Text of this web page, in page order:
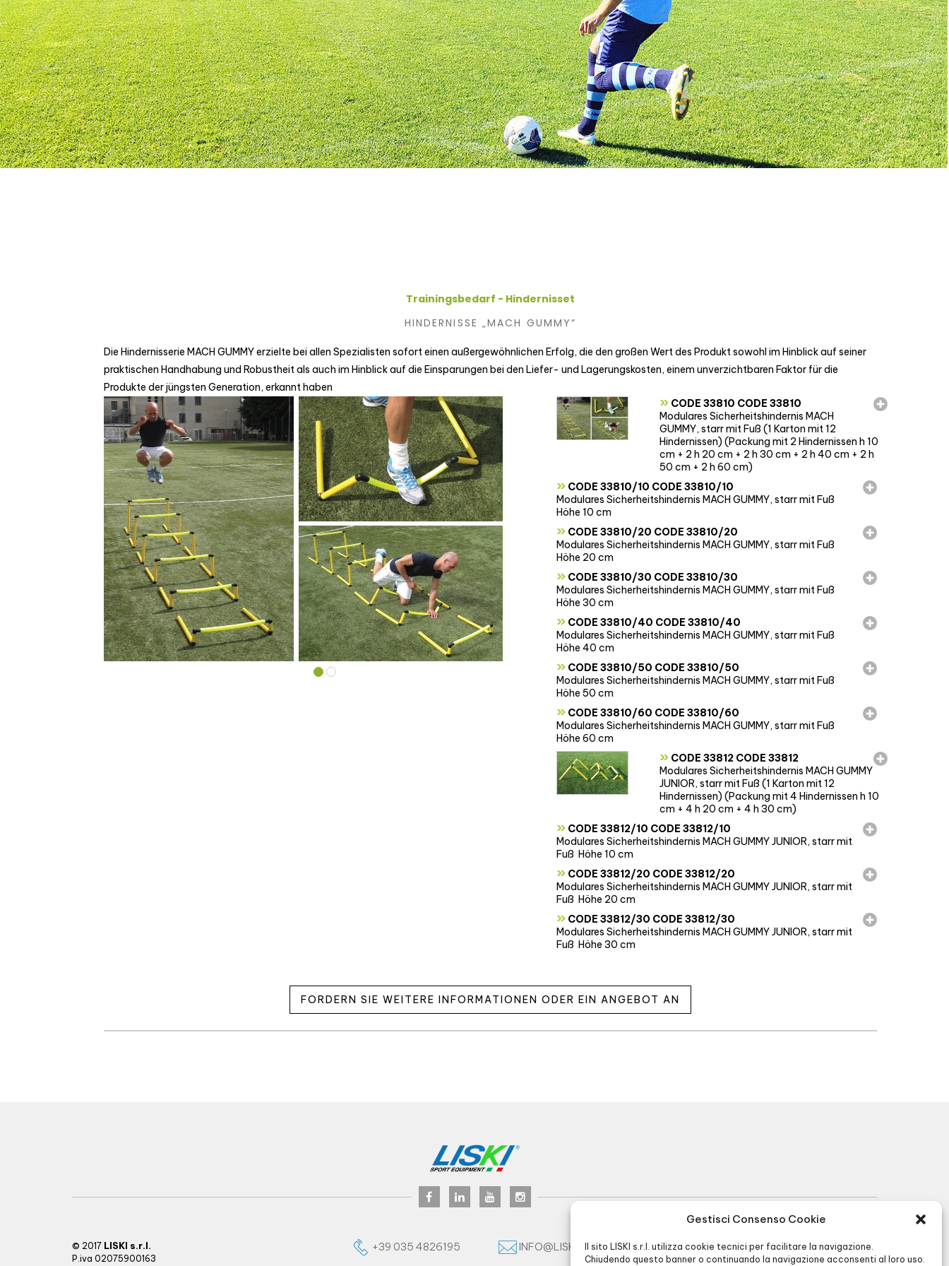
Gestisci Consenso Cookie
Il sito LISKI s.r.l. utilizza cookie tecnici per facilitare la navigazione.
Chiudendo questo banner o continuando la navigazione acconsenti al loro uso.
Trainingsbedarf - Hindernisset
HINDERNISSE „MACH GUMMY“
Die Hindernisserie MACH GUMMY erzielte bei allen Spezialisten sofort einen außergewöhnlichen Erfolg, die den großen Wert des Produkt sowohl im Hinblick auf seiner
praktischen Handhabung und Robustheit als auch im Hinblick auf die Einsparungen bei den Liefer- und Lagerungskosten, einem unverzichtbaren Faktor für die
Produkte der jüngsten Generation, erkannt haben
» CODE 33810 CODE 33810
Modulares Sicherheitshindernis MACH
GUMMY, starr mit Fuß (1 Karton mit 12
Hindernissen) (Packung mit 2 Hindernissen h 10
cm + 2 h 20 cm + 2 h 30 cm + 2 h 40 cm + 2 h
50 cm + 2 h 60 cm)
» CODE 33810/10 CODE 33810/10
Modulares Sicherheitshindernis MACH GUMMY, starr mit Fuß 
Höhe 10 cm
» CODE 33810/20 CODE 33810/20
Modulares Sicherheitshindernis MACH GUMMY, starr mit Fuß 
Höhe 20 cm
» CODE 33810/30 CODE 33810/30
Modulares Sicherheitshindernis MACH GUMMY, starr mit Fuß 
Höhe 30 cm
» CODE 33810/40 CODE 33810/40
Modulares Sicherheitshindernis MACH GUMMY, starr mit Fuß 
Höhe 40 cm
» CODE 33810/50 CODE 33810/50
Modulares Sicherheitshindernis MACH GUMMY, starr mit Fuß 
Höhe 50 cm
» CODE 33810/60 CODE 33810/60
Modulares Sicherheitshindernis MACH GUMMY, starr mit Fuß 
Höhe 60 cm
» CODE 33812 CODE 33812
Modulares Sicherheitshindernis MACH GUMMY
JUNIOR, starr mit Fuß (1 Karton mit 12
Hindernissen) (Packung mit 4 Hindernissen h 10
cm + 4 h 20 cm + 4 h 30 cm)
» CODE 33812/10 CODE 33812/10
Modulares Sicherheitshindernis MACH GUMMY JUNIOR, starr mit
Fuß  Höhe 10 cm
» CODE 33812/20 CODE 33812/20
Modulares Sicherheitshindernis MACH GUMMY JUNIOR, starr mit
Fuß  Höhe 20 cm
» CODE 33812/30 CODE 33812/30
Modulares Sicherheitshindernis MACH GUMMY JUNIOR, starr mit
Fuß  Höhe 30 cm
FORDERN SIE WEITERE INFORMATIONEN ODER EIN ANGEBOT AN
© 2017 LISKI s.r.l.
P.iva 02075900163
+39 035 4826195 INFO@LISKI.IT
R.I. BG 01566430128 - R.E.A. BG256591 -
Cap. Soc. € 90.000,00 -Privacy&Cookie